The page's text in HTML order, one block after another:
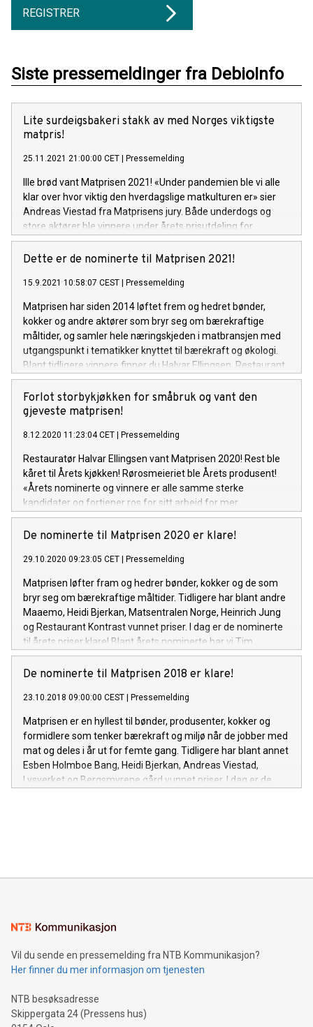
REGISTRER
Siste pressemeldinger fra DebioInfo
Lite surdeigsbakeri stakk av med Norges viktigste
matpris!
25.11.2021 21:00:00 CET | Pressemelding
Ille brød vant Matprisen 2021! «Under pandemien ble vi alle
klar over hvor viktig den hverdagslige matkulturen er» sier
Andreas Viestad fra Matprisens jury. Både underdogs og
store aktører ble vinnere under årets prisutdeling for
bærekraftig mat i Norge.
Dette er de nominerte til Matprisen 2021!
15.9.2021 10:58:07 CEST | Pressemelding
Matprisen har siden 2014 løftet frem og hedret bønder,
kokker og andre aktører som bryr seg om bærekraftige
måltider, og samler hele næringskjeden i matbransjen med
utgangspunkt i tematikker knyttet til bærekraft og økologi.
Blant tidligere vinnere finner du Halvar Ellingsen, Restaurant
Maaemo, Restaurant Rest, Heidi Bjerkan, Geitmyra
matkultursenter for barn, Heinrich Jung, NRK Matsjokket og
Rørosmeieriet. En tacorestaurant, et advokatfirma og en
Forlot storbykjøkken for småbruk og vant den
gjeveste matprisen!
8.12.2020 11:23:04 CET | Pressemelding
Restauratør Halvar Ellingsen vant Matprisen 2020! Rest ble
kåret til Årets kjøkken! Rørosmeieriet ble Årets produsent!
«Årets nominerte og vinnere er alle samme sterke
kandidater og fortjener ros for sitt arbeid for mer
bærekraftige matsystemer», sier juryleder Marte von Krogh.
De nominerte til Matprisen 2020 er klare!
29.10.2020 09:23:05 CET | Pressemelding
Matprisen løfter fram og hedrer bønder, kokker og de som
bryr seg om bærekraftige måltider. Tidligere har blant andre
Maaemo, Heidi Bjerkan, Matsentralen Norge, Heinrich Jung
og Restaurant Kontrast vunnet priser. I dag er de nominerte
til årets priser klare! Blant årets nominerte har vi Tim
Wendelboe, Re-Naa, Matsjokket og Rørosmeieriet. Vinnerne
vil bli offentliggjort under prisutdelingen på Facebook og
De nominerte til Matprisen 2018 er klare!
23.10.2018 09:00:00 CEST | Pressemelding
Matprisen er en hyllest til bønder, produsenter, kokker og
formidlere som tenker bærekraft og miljø når de jobber med
mat og deles i år ut for femte gang. Tidligere har blant annet
Esben Holmboe Bang, Heidi Bjerkan, Andreas Viestad,
Lysverket og Bergsmyrene gård vunnet priser. I dag er de
november.
Vil du sende en pressemelding fra NTB Kommunikasjon?
Her finner du mer informasjon om tjenesten
NTB besøksadresse
Skippergata 24 (Pressens hus)